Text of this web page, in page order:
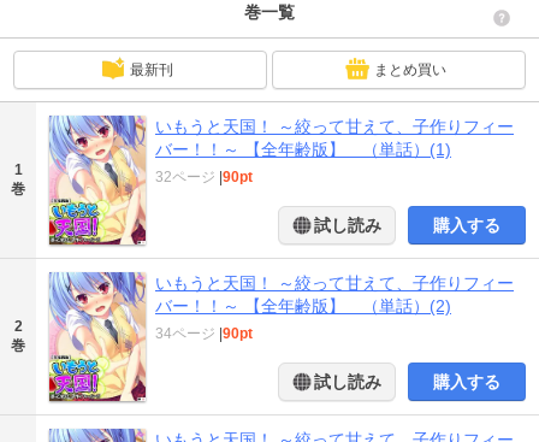
巻一覧
最新刊 まとめ買い
1
巻
いもうと天国！ ～絞って甘えて、子作りフィー
バー！！～ 【全年齢版】 （単話）(1)
32ページ |90pt
試し読み 購入する
2
巻
いもうと天国！ ～絞って甘えて、子作りフィー
バー！！～ 【全年齢版】 （単話）(2)
34ページ |90pt
試し読み 購入する